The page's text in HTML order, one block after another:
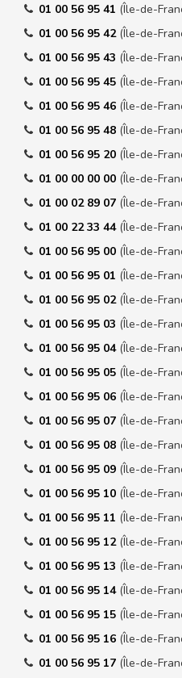
01 00 56 95 41 (Île-de-
01 00 56 95 42 (Île-de-
01 00 56 95 43 (Île-de-
01 00 56 95 45 (Île-de-
01 00 56 95 46 (Île-de-
01 00 56 95 48 (Île-de-
01 00 56 95 20 (Île-de-
01 00 00 00 00 (Île-de-
01 00 02 89 07 (Île-de-
01 00 22 33 44 (Île-de-
01 00 56 95 00 (Île-de-
01 00 56 95 01 (Île-de-
01 00 56 95 02 (Île-de-
01 00 56 95 03 (Île-de-
01 00 56 95 04 (Île-de-
01 00 56 95 05 (Île-de-
01 00 56 95 06 (Île-de-
01 00 56 95 07 (Île-de-
01 00 56 95 08 (Île-de-
01 00 56 95 09 (Île-de-
01 00 56 95 10 (Île-de-
01 00 56 95 11 (Île-de-
01 00 56 95 12 (Île-de-
01 00 56 95 13 (Île-de-
01 00 56 95 14 (Île-de-
01 00 56 95 15 (Île-de-
01 00 56 95 16 (Île-de-
01 00 56 95 17 (Île-de-